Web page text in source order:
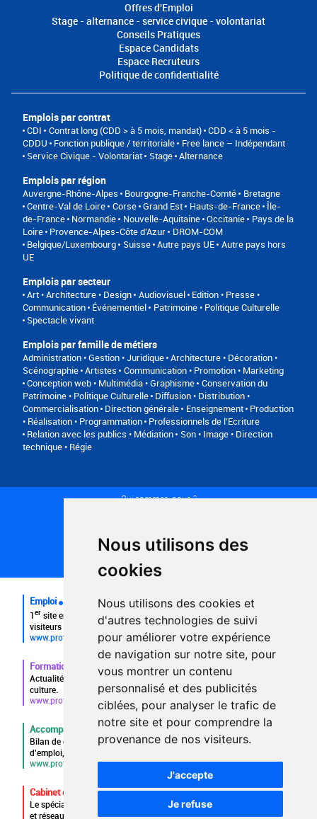
Nous utilisons des
cookies
Nous utilisons des cookies et
d'autres technologies de suivi
pour améliorer votre expérience
de navigation sur notre site, pour
vous montrer un contenu
personnalisé et des publicités
ciblées, pour analyser le trafic de
notre site et pour comprendre la
provenance de nos visiteurs.
J'accepte
Je refuse
Offres d'Emploi
Stage - alternance - service civique - volontariat
Conseils Pratiques
Espace Candidats
Espace Recruteurs
Politique de confidentialité
Emplois par contrat
CDI Contrat long (CDD > à 5 mois, mandat) CDD < à 5 mois -
CDDU
Fonction publique / territoriale
Free lance – Indépendant
Service Civique - Volontariat
Stage Alternance
Emplois par région
Auvergne-Rhône-Alpes Bourgogne-Franche-Comté
Bretagne
Centre-Val de Loire Corse Grand Est Hauts-de-France Île-
de-France Normandie Nouvelle-Aquitaine Occitanie
Pays de la
Loire Provence-Alpes-Côte d'Azur
DROM-COM
Belgique/Luxembourg
Suisse Autre pays UE Autre pays hors
UE
Emplois par secteur
Art • Architecture • Design Audiovisuel Edition • Presse •
Communication Événementiel
Patrimoine • Politique Culturelle
Spectacle vivant
Emplois par famille de métiers
Administration • Gestion • Juridique Architecture • Décoration •
Scénographie Artistes
Communication • Promotion • Marketing
Conception web • Multimédia • Graphisme Conservation du
Patrimoine • Politique Culturelle Diffusion • Distribution •
Commercialisation Direction générale Enseignement Production
• Réalisation • Programmation Professionnels de l’Ecriture
Relation avec les publics • Médiation
Son • Image • Direction
technique • Régie
Qui sommes-nous ?
Plan du site
FAQ recruteurs
FAQ
Emploi
1er site emploi du secteur culturel 784.000 visites et 230.000
visiteurs uniques par mois.
www.profilculture.com
Formation
Actualités, guide et annuaire des formations aux métiers de la
culture.
www.profilculture-formation.com
Accompagnement professionnel
Bilan de compétences, coaching, techniques de recherche
d'emploi, entretien conseil.
www.profilculture-competences.com
Cabinet de recrutement
Le spécialiste du secteur culturel, une cvthèque de 86.000 CV
et réseau unique de professionnels.